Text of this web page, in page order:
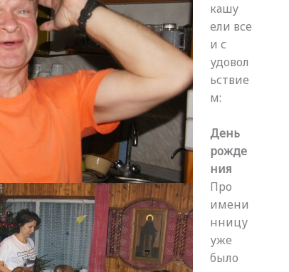
кашу
ели все
и с
удовол
ьствие
м:
День
рожде
ния
Про
имени
нницу
уже
было